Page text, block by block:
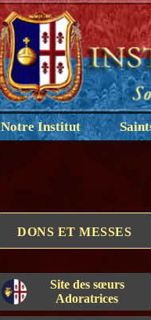
Notre Institut
DONS ET MESSES
Site des sœurs
Adoratrices